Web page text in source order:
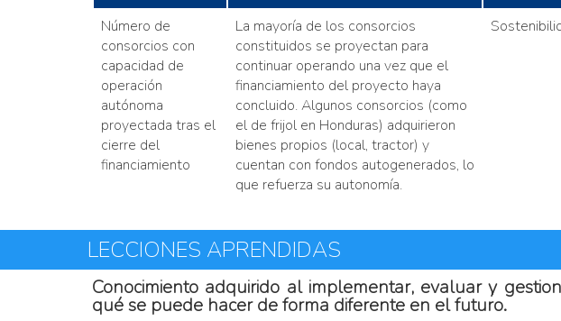
Número de
consorcios con
capacidad de
operación
autónoma
proyectada tras el
cierre del
financiamiento
La mayoría de los consorcios
constituidos se proyectan para
continuar operando una vez que el
financiamiento del proyecto haya
concluido. Algunos consorcios (como
el de frijol en Honduras) adquirieron
bienes propios (local, tractor) y
cuentan con fondos autogenerados, lo
que refuerza su autonomía.
LECCIONES APRENDIDAS
Conocimiento adquirido al implementar, evaluar y
qué se puede hacer de forma diferente en el futuro.